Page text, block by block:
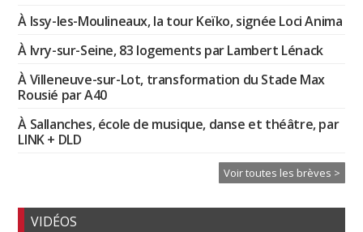
À Issy-les-Moulineaux, la tour Keïko, signée Loci Anima
À Ivry-sur-Seine, 83 logements par Lambert Lénack
À Villeneuve-sur-Lot, transformation du Stade Max
Rousié par A40
À Sallanches, école de musique, danse et théâtre, par
LINK + DLD
Voir toutes les brèves >
VIDÉOS